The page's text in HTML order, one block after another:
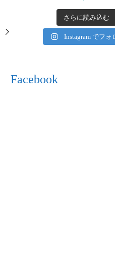
さらに読み込む
Instagram でフォ
Facebook